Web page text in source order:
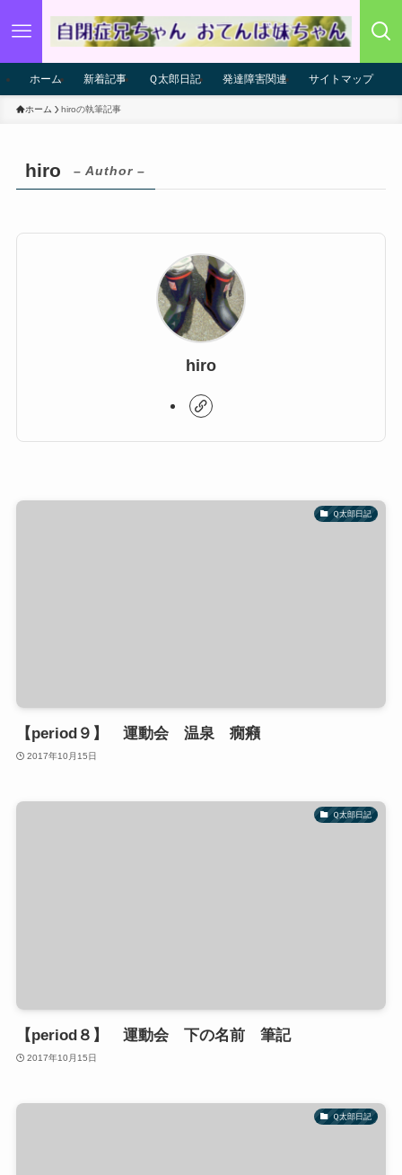
ホーム 新着記事 Ｑ太郎日記 発達障害関連 サイトマップ
ホーム hiroの執筆記事
hiro – Author –
hiro
Ｑ太郎日記
【period９】 運動会 温泉 癇癪
2017年10月15日
Ｑ太郎日記
【period８】 運動会 下の名前 筆記
2017年10月15日
Ｑ太郎日記